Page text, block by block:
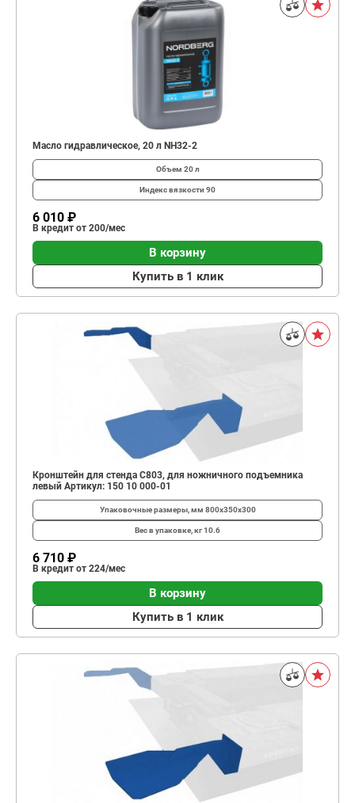
Масло гидравлическое, 20 л NH32-2
Объем 20 л
Индекс вязкости 90
6 010 ₽
В кредит от 200/мес
В корзину
Купить в 1 клик
Кронштейн для стенда C803, для ножничного подъемника
левый Артикул: 150 10 000-01
Упаковочные размеры, мм 800x350x300
Вес в упаковке, кг10.6
6 710 ₽
В кредит от 224/мес
В корзину
Купить в 1 клик